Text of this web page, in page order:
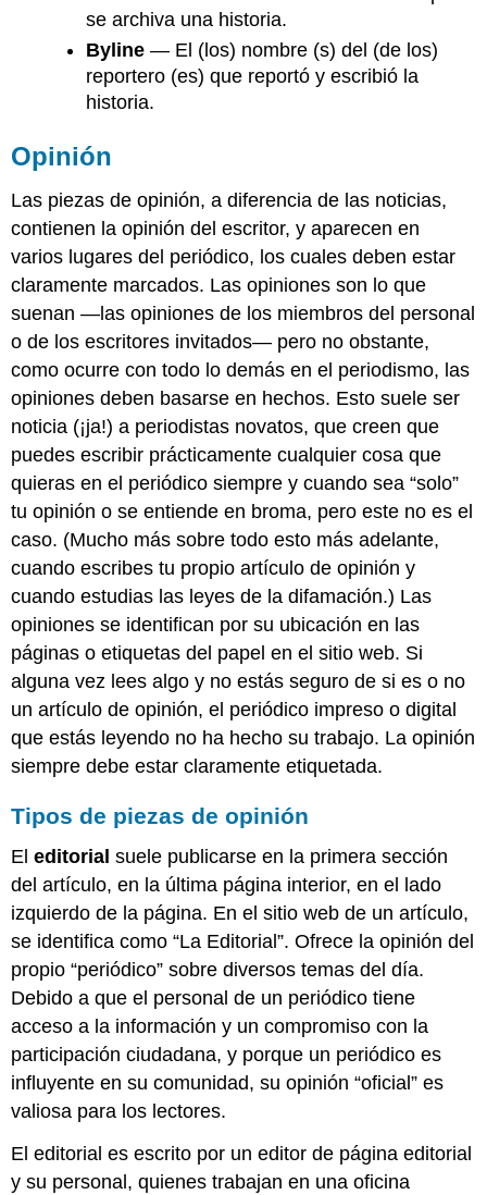
se archiva una historia.
Byline — El (los) nombre (s) del (de los)
reportero (es) que reportó y escribió la
historia.
Opinión
Las piezas de opinión, a diferencia de las noticias,
contienen la opinión del escritor, y aparecen en
varios lugares del periódico, los cuales deben estar
claramente marcados. Las opiniones son lo que
suenan —las opiniones de los miembros del personal
o de los escritores invitados— pero no obstante,
como ocurre con todo lo demás en el periodismo, las
opiniones deben basarse en hechos. Esto suele ser
noticia (¡ja!) a periodistas novatos, que creen que
puedes escribir prácticamente cualquier cosa que
quieras en el periódico siempre y cuando sea “solo”
tu opinión o se entiende en broma, pero este no es el
caso. (Mucho más sobre todo esto más adelante,
cuando escribes tu propio artículo de opinión y
cuando estudias las leyes de la difamación.) Las
opiniones se identifican por su ubicación en las
páginas o etiquetas del papel en el sitio web. Si
alguna vez lees algo y no estás seguro de si es o no
un artículo de opinión, el periódico impreso o digital
que estás leyendo no ha hecho su trabajo. La opinión
siempre debe estar claramente etiquetada.
Tipos de piezas de opinión
Eleditorial suele publicarse en la primera sección
del artículo, en la última página interior, en el lado
izquierdo de la página. En el sitio web de un artículo,
se identifica como “La Editorial”. Ofrece la opinión del
propio “periódico” sobre diversos temas del día.
Debido a que el personal de un periódico tiene
acceso a la información y un compromiso con la
participación ciudadana, y porque un periódico es
influyente en su comunidad, su opinión “oficial” es
valiosa para los lectores.
El editorial es escrito por un editor de página editorial
y su personal, quienes trabajan en una oficina